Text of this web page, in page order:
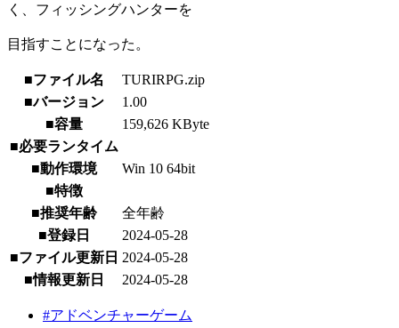
く、フィッシングハンターを
目指すことになった。
■ファイル名
TURIRPG.zip
■バージョン
1.00
■容量
159,626 KByte
■必要ランタイム
■動作環境
Win 10 64bit
■特徴
■推奨年齢
全年齢
■登録日
2024-05-28
■ファイル更新日 2024-05-28
■情報更新日
2024-05-28
#アドベンチャーゲーム